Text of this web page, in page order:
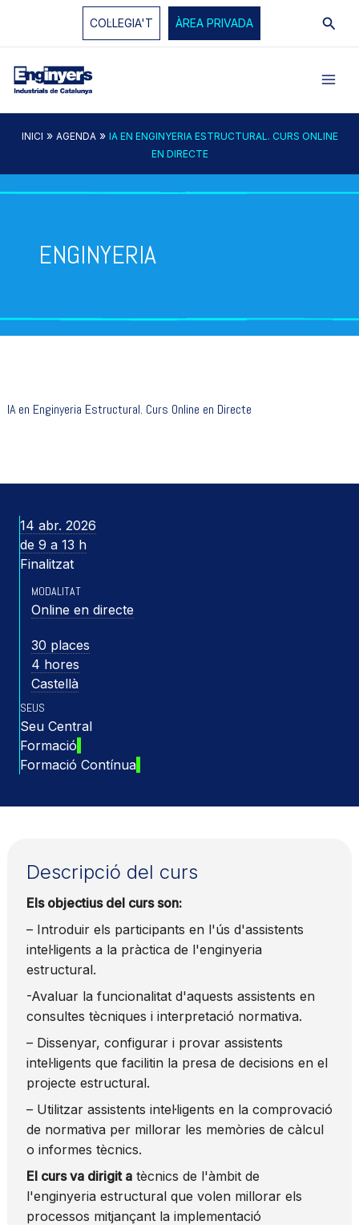
COL·LEGIA'T ÀREA PRIVADA
INICI » AGENDA » IA EN ENGINYERIA ESTRUCTURAL. CURS ONLINE
EN DIRECTE
ENGINYERIA
IA en Enginyeria Estructural. Curs Online en Directe
14 abr. 2026
de 9 a 13 h
Finalitzat
MODALITAT
Online en directe
30 places
4 hores
Castellà
SEUS
Seu Central
Formació
Formació Contínua
Descripció del curs
Els objectius del curs son:
– Introduir els participants en l'ús d'assistents
intel·ligents a la pràctica de l'enginyeria
estructural.
-Avaluar la funcionalitat d'aquests assistents en
consultes tècniques i interpretació normativa.
– Dissenyar, configurar i provar assistents
intel·ligents que facilitin la presa de decisions en el
projecte estructural.
– Utilitzar assistents intel·ligents en la comprovació
de normativa per millorar les memòries de càlcul
o informes tècnics.
El curs va dirigit atècnics de l'àmbit de
l'enginyeria estructural que volen millorar els
processos mitjançant la implementació